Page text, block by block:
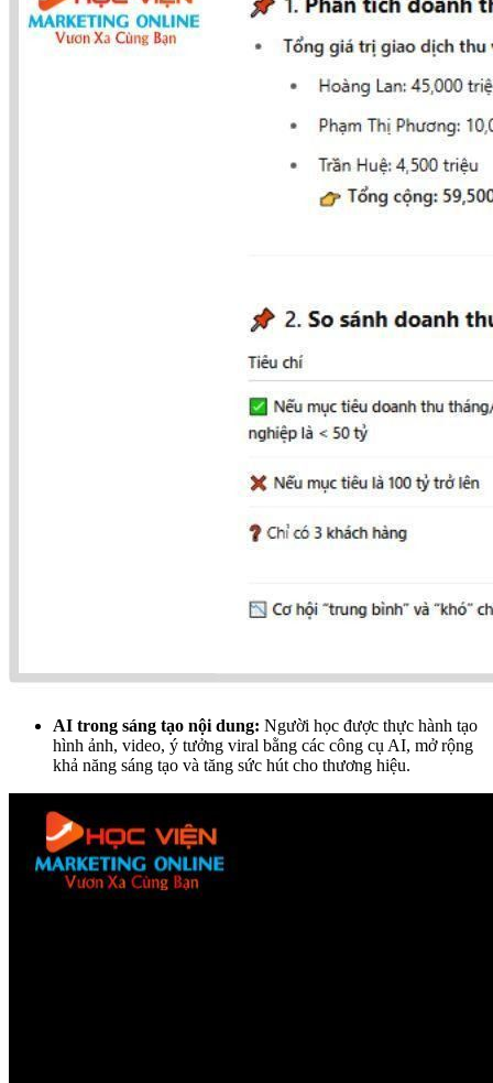
AI trong sáng tạo nội dung: Người học được thực hành tạo
hình ảnh, video, ý tưởng viral bằng các công cụ AI, mở rộng
khả năng sáng tạo và tăng sức hút cho thương hiệu.